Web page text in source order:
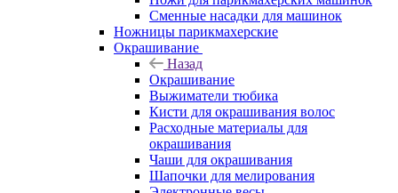
Сменные насадки для машинок
Ножницы парикмахерские
Окрашивание
Назад
Окрашивание
Выжиматели тюбика
Кисти для окрашивания волос
Расходные материалы для
окрашивания
Чаши для окрашивания
Шапочки для мелирования